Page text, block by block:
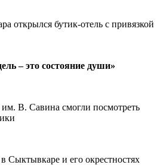
открылся бутик-отель с привязкой
– это состояние души»
В. Савина смогли посмотреть
Сыктывкаре и его окрестностях